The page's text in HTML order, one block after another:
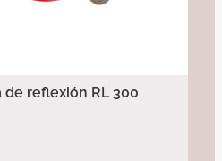
reflexión RL 300